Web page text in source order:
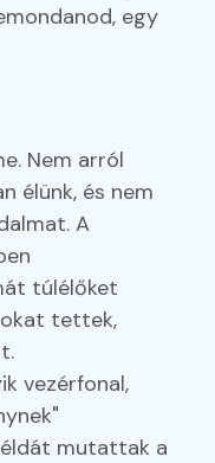
egy
Nem arról
élünk, és nem
A
túlélőket
tettek,
vezérfonal,
mutattak a